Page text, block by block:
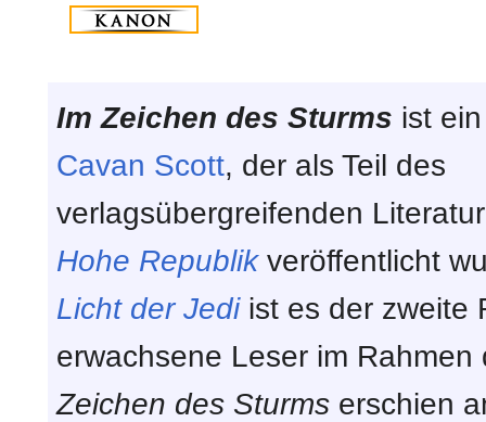
Im Zeichen des Sturms ist
Cavan Scott, der als Teil des
verlagsübergreifenden
Hohe Republikveröffentlicht
Licht der Jediist es der zweite
erwachsene Leser im
Zeichen des Sturms erschien